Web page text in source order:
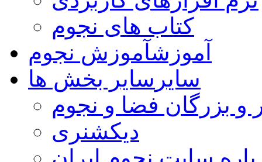
کتاب های نجوم
آموزشآموزش نجوم
سایر سایر بخش ها
و بزرگان فضا و نجوم
دیکشنری